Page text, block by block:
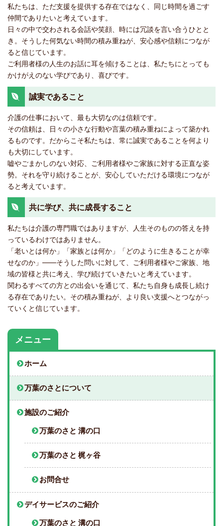
私たちは、ただ支援を提供する存在ではなく、同じ時間を過ごす
仲間でありたいと考えています。
日々の中で交わされる会話や笑顔、時には冗談を言い合うひとと
き。そうした何気ない時間の積み重ねが、安心感や信頼につなが
ると信じています。
ご利用者様の人生のお話に耳を傾けることは、私たちにとっても
かけがえのない学びであり、喜びです。
誠実であること
介護の仕事において、最も大切なのは信頼です。
その信頼は、日々の小さな行動や言葉の積み重ねによって築かれ
るものです。だからこそ私たちは、常に誠実であることを何より
も大切にしています。
嘘やごまかしのない対応、ご利用者様やご家族に対する正直な姿
勢。それを守り続けることが、安心していただける環境につなが
ると考えています。
共に学び、共に成長すること
私たちは介護の専門職ではありますが、人生そのものの答えを持
っているわけではありません。
「老いとは何か」「家族とは何か」「どのように生きることが幸
せなのか」——そうした問いに対して、ご利用者様やご家族、地
域の皆様と共に考え、学び続けていきたいと考えています。
関わるすべての方との出会いを通じて、私たち自身も成長し続け
る存在でありたい。その積み重ねが、より良い支援へとつながっ
ていくと信じています。
メニュー
ホーム
万葉のさとについて
施設のご紹介
万葉のさと 溝の口
万葉のさと 梶ヶ谷
お問合せ
デイサービスのご紹介
万葉のさと 溝の口